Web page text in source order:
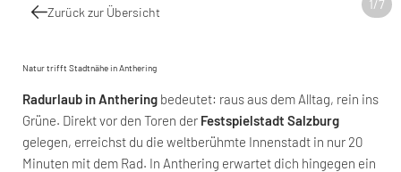
1/7
Zurück zur Übersicht
Natur trifft Stadtnähe in Anthering
Radurlaub in Anthering bedeutet: raus aus dem Alltag, rein ins
Grüne. Direkt vor den Toren der Festspielstadt Salzburg
gelegen, erreichst du die weltberühmte Innenstadt in nur 20
Minuten mit dem Rad. In Anthering erwartet dich hingegen ein